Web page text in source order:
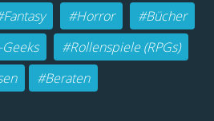
#Horror
#Bücher
#Rollenspiele (RPGs)
#Beraten